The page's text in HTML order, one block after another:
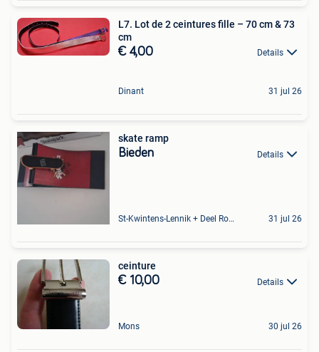
L7. Lot de 2 ceintures fille – 70 cm & 73
cm
€ 4,00 Details
Dinant 31 jul 26
skate ramp
Bieden Details
St-Kwintens-Lennik + Deel Roosdaal 31 jul 26
ceinture
€ 10,00 Details
Mons 30 jul 26